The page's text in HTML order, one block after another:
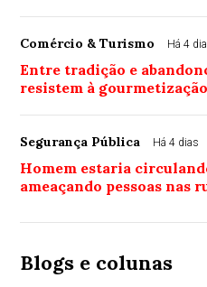
Comércio & Turismo Há 4
Entre tradição e
resistem à
Segurança Pública Há 4 dias
Homem estaria
ameaçando pessoas nas
Blogs e colunas